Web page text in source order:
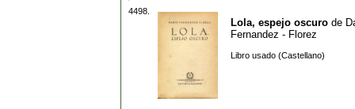
4498.
Lola, espejo oscuro de
Fernandez - Florez
Libro usado (Castellano)